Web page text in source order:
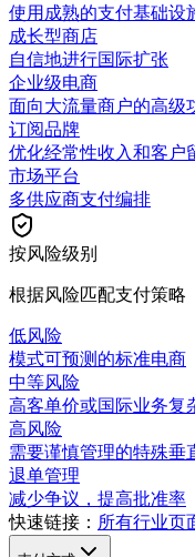
使用成熟的支付基础设
成长型商店
自信地进行国际扩张
企业级电商
面向大流量商户的高级
订阅品牌
优化经常性收入和客户
市场平台
多供应商支付编排
按风险级别
根据风险匹配支付策略
低风险
模式可预测的标准电商
中等风险
高客单价或国际业务复
高风险
需要谨慎管理的特殊垂
退单管理
减少争议，提高批准率
快速链接： 所有行业页